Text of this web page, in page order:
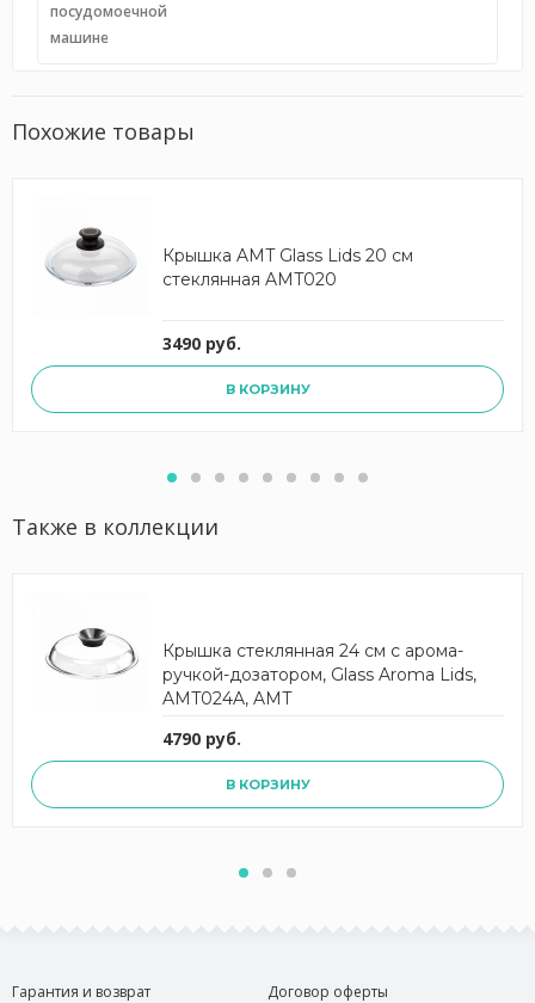
посудомоечной
машине
Похожие товары
Крышка AMT Glass Lids 20 см
стеклянная AMT020
3490 руб.
В КОРЗИНУ
Также в коллекции
Крышка стеклянная 24 см с арома-
ручкой-дозатором, Glass Aroma Lids,
AMT024A, AMT
4790 руб.
В КОРЗИНУ
Гарантия и возврат
Договор оферты